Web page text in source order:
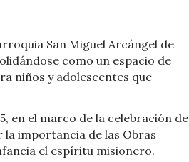
San Miguel Arcángel de
como un espacio de
niños y adolescentes que
en el marco de la celebración de
la importancia de las Obras
el espíritu misionero.